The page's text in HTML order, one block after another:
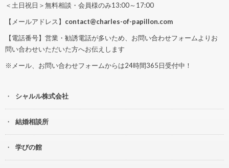
＜土日祝日＞無料相談・会員様のみ13:00～17:00
【メールアドレス】 contact@charles-of-papillon.com
【電話番号】営業・勧誘電話が多いため、お問い合わせフォームよりお
問い合わせいただいた方へお伝えします
※メール、お問い合わせフォームからは24時間365日受付中！
シャルル株式会社
結婚相談所
学びの館